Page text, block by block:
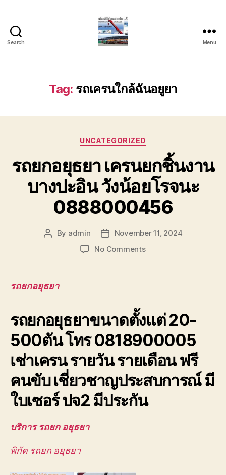
Search
รถ
เครน
เฮี๊ยบ
สไลด์
เครื่องจักร
โทร
0818900005
Menu
Tag: รถเครนใกล้ฉันอยูยา
Categories
UNCATEGORIZED
รถยกอยุธยา เครนยกชิ้นงาน
บางปะอิน วังน้อยโรจนะ
0888000456
Post
By admin
Post
date
November 11, 2024
No Commentson
ชิ้น
งาน
บางปะอิน
วังน้อย
โรจ
0888000456
รถยกอยุธยา
รถยกอยุธยาขนาดตั้งแต่ 20-
500ตัน โทร 0818900005
เช่าเครน รายวัน รายเดือน ฟรี
คนขับ เชี่ยวชาญประสบการณ์ มี
ใบเซอร์ ปจ2 มีประกัน
บริการ รถยก อยุธยา
พิกัด รถยก อยุธยา